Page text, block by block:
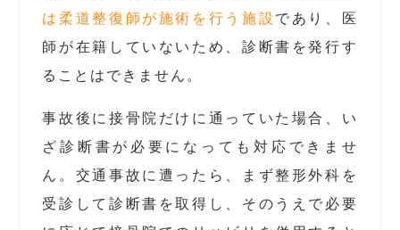
は柔道整復師が施術を行う施設 であり、医
師が在籍していないため、診断書を発行す
ることはできません。
事故後に接骨院だけに通っていた場合、い
ざ診断書が必要になっても対応できませ
ん。交通事故に遭ったら、まず整形外科を
受診して診断書を取得し、そのうえで必要